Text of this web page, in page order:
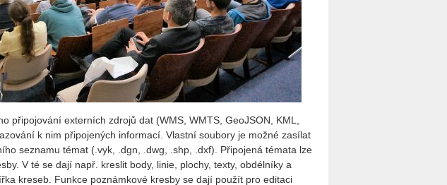
připojování externích zdrojů dat (WMS, WMTS, GeoJSON, KML,
k nim připojených informací. Vlastní soubory je možné zasílat
seznamu témat (.vyk, .dgn, .dwg, .shp, .dxf). Připojená témata lze
V té se dají např. kreslit body, linie, plochy, texty, obdélníky a
kreseb. Funkce poznámkové kresby se dají použít pro editaci